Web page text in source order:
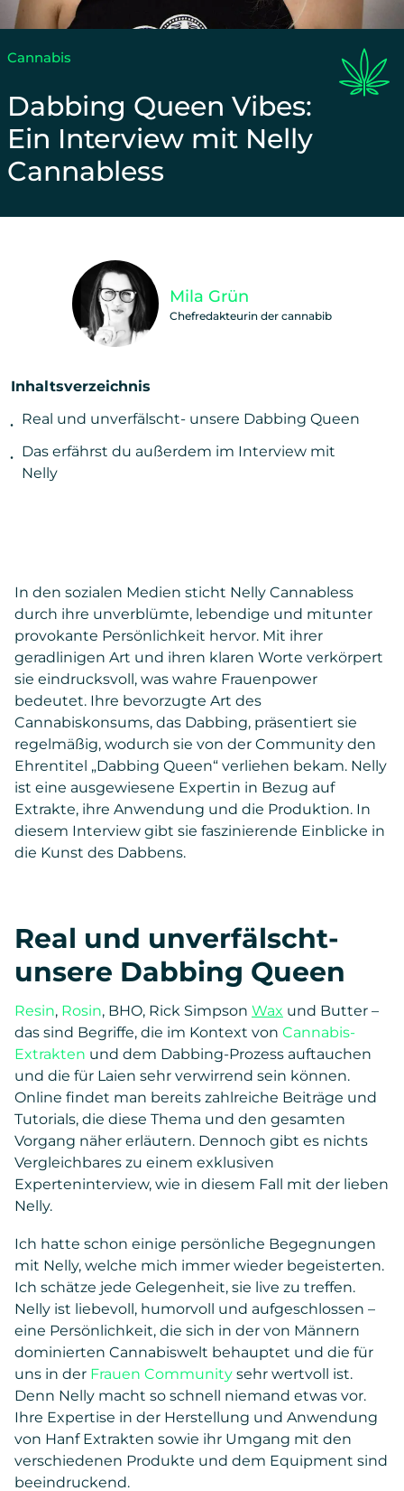
Cannabis
Dabbing Queen Vibes:
Ein Interview mit Nelly
Cannabless
Inhaltsverzeichnis
Real und unverfälscht- unsere Dabbing Queen
Das erfährst du außerdem im Interview mit
Nelly
Mila Grün
Chefredakteurin der cannabib
Unterstütze unsere Arbeit und teile diesen
In den sozialen Medien sticht Nelly Cannabless
durch ihre unverblümte, lebendige und mitunter
provokante Persönlichkeit hervor. Mit ihrer
geradlinigen Art und ihren klaren Worte verkörpert
sie eindrucksvoll, was wahre Frauenpower
bedeutet. Ihre bevorzugte Art des
Cannabiskonsums, das Dabbing, präsentiert sie
regelmäßig, wodurch sie von der Community den
Ehrentitel „Dabbing Queen“ verliehen bekam. Nelly
ist eine ausgewiesene Expertin in Bezug auf
Extrakte, ihre Anwendung und die Produktion. In
diesem Interview gibt sie faszinierende Einblicke in
die Kunst des Dabbens.
Real und unverfälscht-
unsere Dabbing Queen
Resin, Rosin, BHO, Rick Simpson Wax und Butter –
das sind Begriffe, die im Kontext von Cannabis-
Extrakten und dem Dabbing-Prozess auftauchen
und die für Laien sehr verwirrend sein können.
Online findet man bereits zahlreiche Beiträge und
Tutorials, die diese Thema und den gesamten
Vorgang näher erläutern. Dennoch gibt es nichts
Vergleichbares zu einem exklusiven
Experteninterview, wie in diesem Fall mit der lieben
Nelly.
Ich hatte schon einige persönliche Begegnungen
mit Nelly, welche mich immer wieder begeisterten.
Ich schätze jede Gelegenheit, sie live zu treffen.
Nelly ist liebevoll, humorvoll und aufgeschlossen –
eine Persönlichkeit, die sich in der von Männern
dominierten Cannabiswelt behauptet und die für
uns in der Frauen Community sehr wertvoll ist.
Denn Nelly macht so schnell niemand etwas vor.
Ihre Expertise in der Herstellung und Anwendung
von Hanf Extrakten sowie ihr Umgang mit den
verschiedenen Produkte und dem Equipment sind
beeindruckend.